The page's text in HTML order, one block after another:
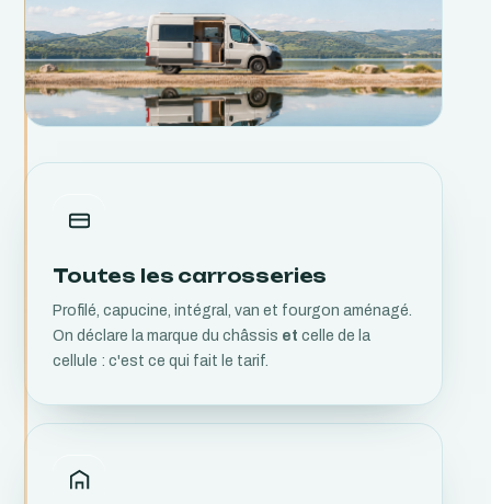
Toutes les carrosseries
Profilé, capucine, intégral, van et fourgon aménagé.
On déclare la marque du châssis et celle de la
cellule : c'est ce qui fait le tarif.